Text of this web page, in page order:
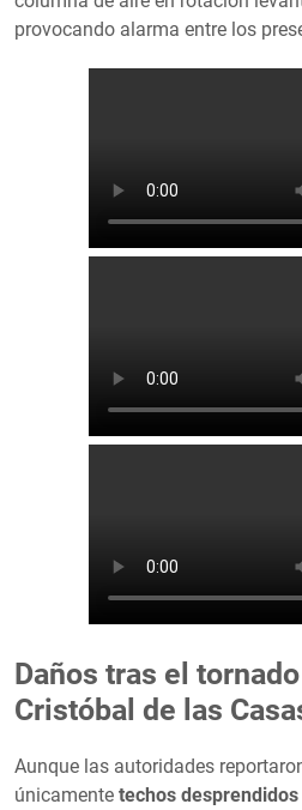
provocando alarma entre los
Daños tras el
Cristóbal de las
Aunque las autoridades
únicamente techos